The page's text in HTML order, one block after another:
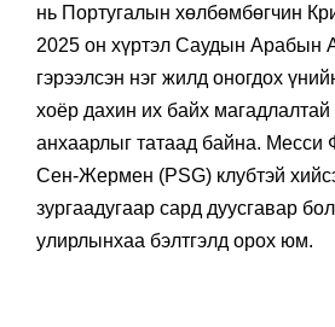
нь Португалын хөлбөмбөгчин
2025 он хүртэл Саудын Арабын
гэрээлсэн нэг жилд оногдох
хоёр дахин их байх
анхаарлыг татаад байна.
Сен-Жермен (PSG) клубтэй
зургаадугаар сард дуусгавар
улирлынхаа бэлтгэлд орох юм.